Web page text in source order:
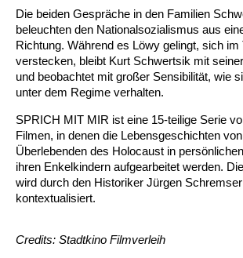
Die beiden Gespräche in den Familien
beleuchten den Nationalsozialismus aus
Richtung. Während es Löwy gelingt, sich im
verstecken, bleibt Kurt Schwertsik mit
und beobachtet mit großer Sensibilität, wie
unter dem Regime verhalten.
SPRICH MIT MIR ist eine 15-teilige Serie
Filmen, in denen die Lebensgeschichten
Überlebenden des Holocaust in
ihren Enkelkindern aufgearbeitet werden.
wird durch den Historiker Jürgen
kontextualisiert.
Credits: Stadtkino Filmverleih